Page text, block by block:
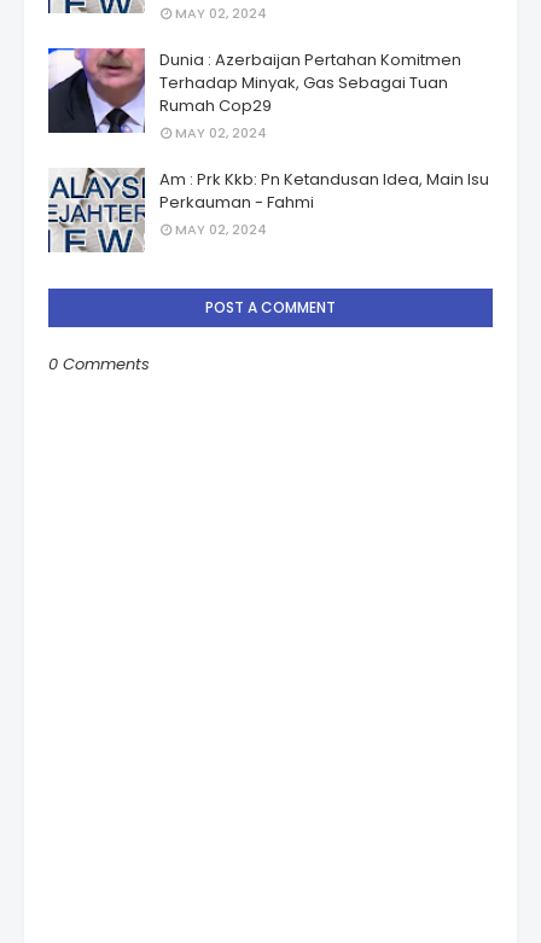
MAY 02, 2024
Dunia : Azerbaijan Pertahan Komitmen
Terhadap Minyak, Gas Sebagai Tuan
Rumah Cop29
MAY 02, 2024
Am : Prk Kkb: Pn Ketandusan Idea, Main Isu
Perkauman - Fahmi
MAY 02, 2024
POST A COMMENT
0 Comments